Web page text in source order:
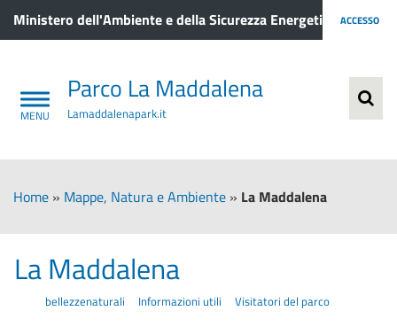
Ministero dell'Ambiente e della Sicurezza Energetica ACCESSO
Parco La Maddalena
Lamaddalenapark.it
Home » Mappe, Natura e Ambiente » La Maddalena
La Maddalena
bellezzenaturali Informazioni utili Visitatori del parco